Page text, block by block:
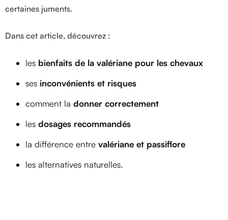
certaines juments.
Dans cet article, découvrez :
les bienfaits de la valériane pour les chevaux
ses inconvénients et risques
comment la donner correctement
les dosages recommandés
la différence entre valériane et passiflore
les alternatives naturelles.